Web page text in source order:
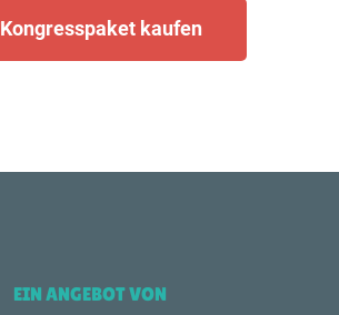
Kongresspaket kaufen
EIN ANGEBOT VON